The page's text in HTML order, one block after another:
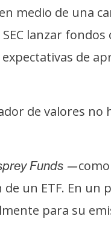
medio de una
lanzar
de
de valores no
Funds —
un ETF. En
para su